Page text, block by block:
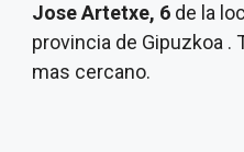
Jose Artetxe, 6 de la
provincia de Gipuzkoa
mas cercano.